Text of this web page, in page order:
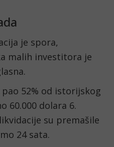
je spora,
malih investitora je
52% od istorijskog
60.000 dolara 6.
su premašile
24 sata.